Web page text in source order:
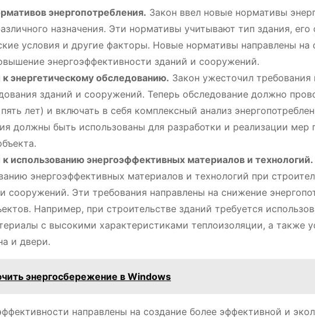
энергопотребления․ Закон ввел новые нормативы
назначения․ Эти нормативы учитывают тип здания, его
условия и другие факторы․ Новые нормативы направлены на
энергоэффективности зданий и сооружений․
энергетическому обследованию․ Закон ужесточил
зданий и сооружений․ Теперь обследование должно
лет) и включать в себя комплексный анализ
должны быть использованы для разработки и реализации
использованию энергоэффективных материалов и технологий․
энергоэффективных материалов и технологий при
сооружений․ Эти требования направлены на снижение
Например, при строительстве зданий требуется
с высокими характеристиками теплоизоляции, а также
и двери․
энергосбережение в Windows
направлены на создание более эффективной и